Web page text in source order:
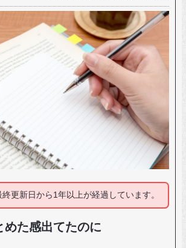
更新日から1年以上が経過しています。
めた感出てたのに